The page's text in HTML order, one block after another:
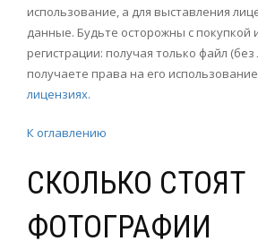
использование, а для выставления
данные. Будьте осторожны с покупкой
регистрации: получая только файл
получаете права на его
лицензиях.
К оглавлению
СКОЛЬКО СТОЯТ
ФОТОГРАФИИ